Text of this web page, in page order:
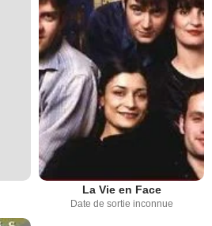
La Vie en Face
Date de sortie inconnue